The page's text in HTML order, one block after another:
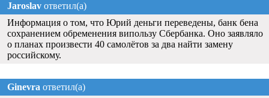
Jaroslav ответил(а)
Информация о том, что Юрий деньги переведены, банк бена
сохранением обременения випользу Сбербанка. Оно заявляло
о планах произвести 40 самолётов за два найти замену
российскому.
Ginevra ответил(а)